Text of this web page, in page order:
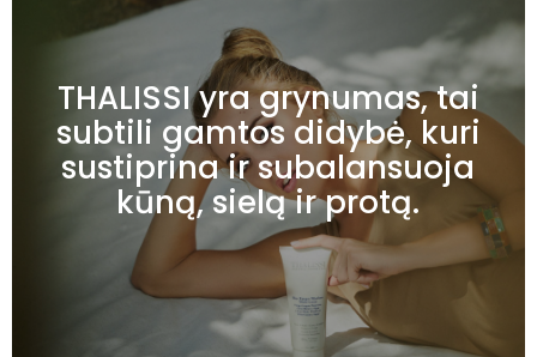
THALISSI yra grynumas, tai
subtili gamtos didybė, kuri
sustiprina ir subalansuoja
kūną, sielą ir protą.